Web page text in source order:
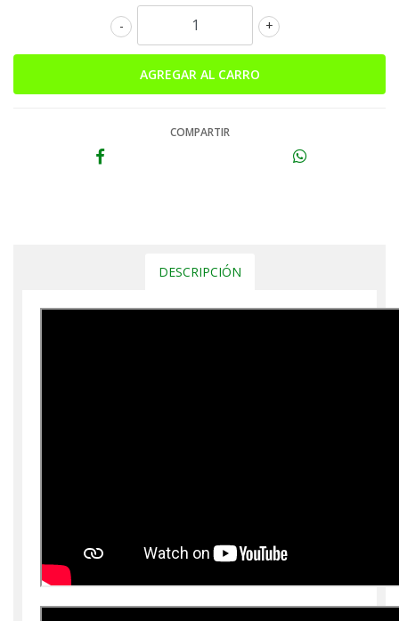
+
-
COMPARTIR
DESCRIPCIÓN